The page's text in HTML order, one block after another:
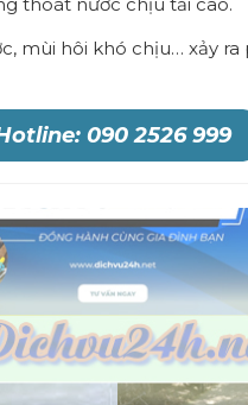
mùi hôi khó chịu… xảy
090 2526 999